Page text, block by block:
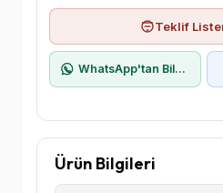
Teklif
WhatsApp'tan Bilgi Al
Ürün Bilgileri